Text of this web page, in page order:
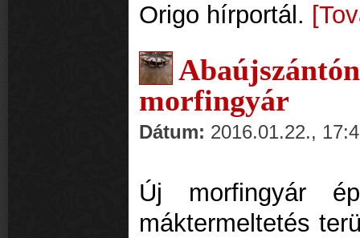
Origo hírportál.
morfingyár
Dátum: 2016.01.22.,
Új morfingyár
máktermeltetés